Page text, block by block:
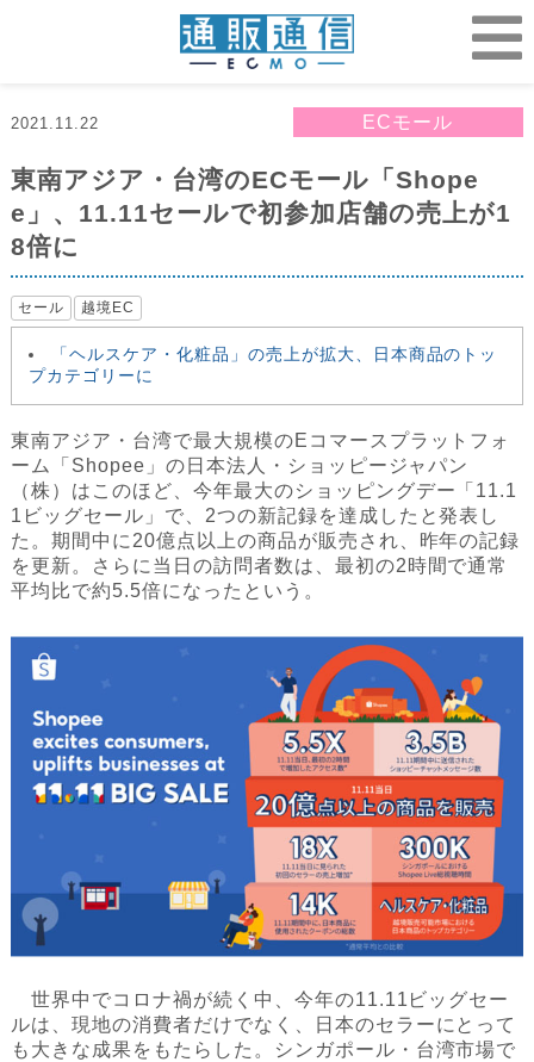
2021.11.22 ECモール
東南アジア・台湾のECモール「Shope
e」、11.11セールで初参加店舗の売上が1
8倍に
セール 越境EC
「ヘルスケア・化粧品」の売上が拡大、日本商品のトッ
プカテゴリーに
東南アジア・台湾で最大規模のEコマースプラットフォ
ーム「Shopee」の日本法人・ショッピージャパン
（株）はこのほど、今年最大のショッピングデー「11.1
1ビッグセール」で、2つの新記録を達成したと発表し
た。期間中に20億点以上の商品が販売され、昨年の記録
を更新。さらに当日の訪問者数は、最初の2時間で通常
平均比で約5.5倍になったという。
世界中でコロナ禍が続く中、今年の11.11ビッグセー
ルは、現地の消費者だけでなく、日本のセラーにとって
も大きな成果をもたらした。シンガポール・台湾市場で